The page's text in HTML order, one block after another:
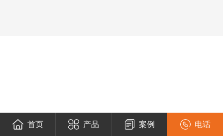
首页 产品 案例 电话